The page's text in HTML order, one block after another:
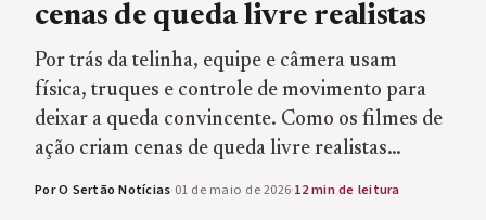
cenas de queda livre realistas
Por trás da telinha, equipe e câmera usam
física, truques e controle de movimento para
deixar a queda convincente. Como os filmes de
ação criam cenas de queda livre realistas…
Por O Sertão Notícias·01 de maio de 2026·12 min de leitura